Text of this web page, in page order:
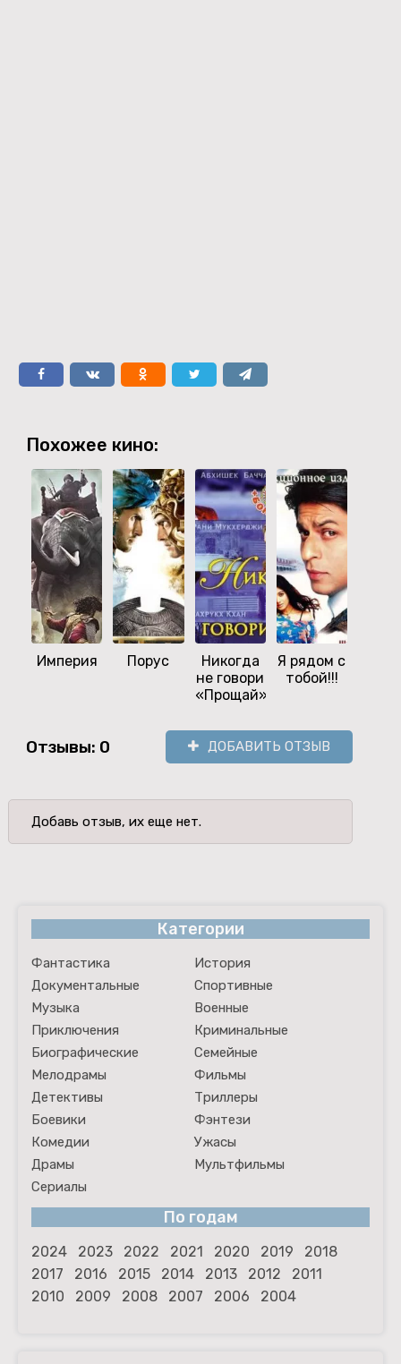
Похожее кино:
Империя Порус
Никогда
не говори
«Прощай»
Я рядом с
тобой!!!
Отзывы: 0 ДОБАВИТЬ ОТЗЫВ
Добавь отзыв, их еще нет.
Категории
Фантастика
История
Документальные
Спортивные
Музыка
Военные
Приключения
Криминальные
Биографические
Семейные
Мелодрамы
Фильмы
Детективы
Триллеры
Боевики
Фэнтези
Комедии
Ужасы
Драмы
Мультфильмы
Сериалы
По годам
2024 2023 2022 2021 2020 2019
2018
2017
2016 2015 2014 2013 2012
2011
2010
2009 2008 2007 2006 2004